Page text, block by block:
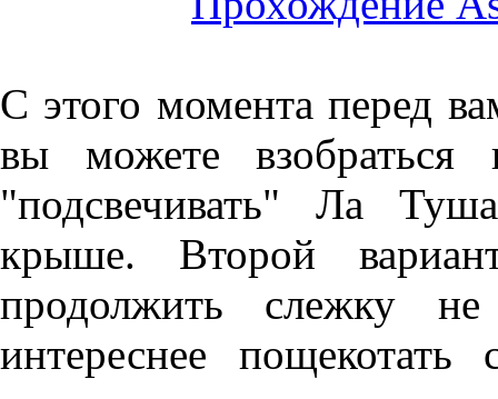
С этого момента перед
вы можете
"подсвечивать" Ла
крыше. Второй
продолжить слежку
интереснее